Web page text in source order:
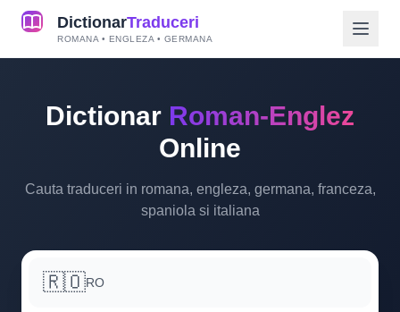
DictionarTraduceri
ROMANA • ENGLEZA • GERMANA
Dictionar Roman-Englez
Online
Cauta traduceri in romana, engleza, germana, franceza,
spaniola si italiana
🇷🇴RO